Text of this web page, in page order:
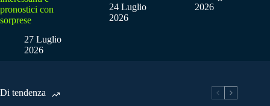
pronostici con
sorprese
27 Luglio
2026
24 Luglio
2026
2026
Di tendenza